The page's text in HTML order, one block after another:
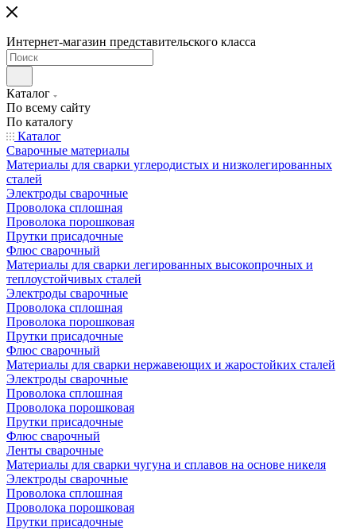
Интернет-магазин представительского класса
Каталог
По всему сайту
По каталогу
Каталог
Сварочные материалы
Материалы для сварки углеродистых и низколегированных
сталей
Электроды сварочные
Проволока сплошная
Проволока порошковая
Прутки присадочные
Флюс сварочный
Материалы для сварки легированных высокопрочных и
теплоустойчивых сталей
Электроды сварочные
Проволока сплошная
Проволока порошковая
Прутки присадочные
Флюс сварочный
Материалы для сварки нержавеющих и жаростойких сталей
Электроды сварочные
Проволока сплошная
Проволока порошковая
Прутки присадочные
Флюс сварочный
Ленты сварочные
Материалы для сварки чугуна и сплавов на основе никеля
Электроды сварочные
Проволока сплошная
Проволока порошковая
Прутки присадочные